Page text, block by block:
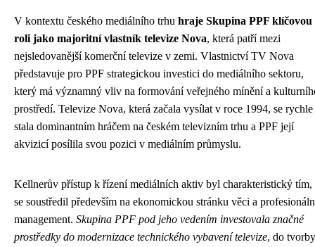
V kontextu českého mediálního trhu hraje Skupina PPF klíčovou
roli jako majoritní vlastník televize Nova, která patří mezi
nejsledovanější komerční televize v zemi. Vlastnictví TV Nova
představuje pro PPF strategickou investici do mediálního sektoru,
který má významný vliv na formování veřejného mínění a
prostředí. Televize Nova, která začala vysílat v roce 1994, se rychle
stala dominantním hráčem na českém televizním trhu a PPF její
akvizicí posílila svou pozici v mediálním průmyslu.
Kellnerův přístup k řízení mediálních aktiv byl charakteristický tím,
se soustředil především na ekonomickou stránku věci a
management. Skupina PPF pod jeho vedením investovala značné
prostředky do modernizace technického vybavení televize, do tvorby